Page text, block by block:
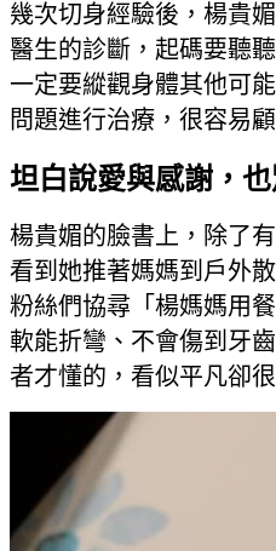
幾次切身經驗後，楊貴
醫生的診斷，起碼要聽
一定要縱觀身體其他可
問題進行治療，很容易
坦白說愛與感謝，
楊貴媚的臉書上，除了
看到她推著媽媽到戶外
粉絲們協尋「楊媽媽用
軟能折彎、不會傷到牙
者才懂的，看似平凡卻